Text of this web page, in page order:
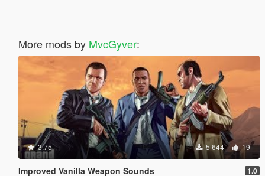
More mods by MvcGyver:
3.75 5 644 19
Improved Vanilla Weapon Sounds 1.0